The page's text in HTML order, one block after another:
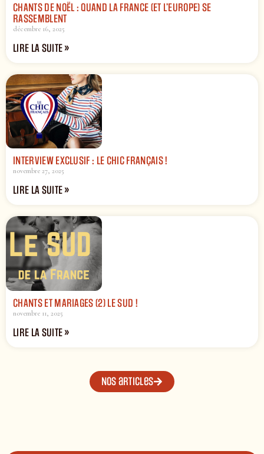
CHANTS DE NOËL : QUAND LA FRANCE (ET L’EUROPE) SE
RASSEMBLENT
décembre 16, 2025
LIRE LA SUITE »
INTERVIEW EXCLUSIF : LE CHIC FRANÇAIS !
novembre 27, 2025
LIRE LA SUITE »
CHANTS ET MARIAGES (2) LE SUD !
novembre 11, 2025
LIRE LA SUITE »
Nos articles